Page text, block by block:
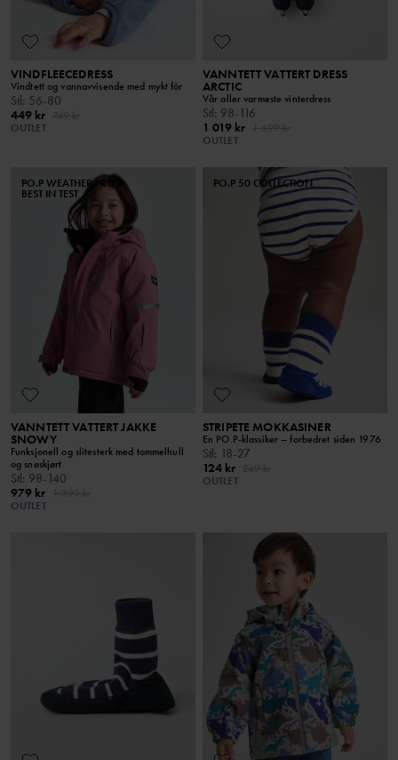
VINDFLEECEDRESS
Vindtett og vannavvisende med mykt fôr
Stl: 56-80
449 kr
OUTLET
VANNTETT VATTERT DRESS
ARCTIC
Vår aller varmeste vinterdress
Stl: 98-116
1 019 kr
OUTLET
PO.P WEATHER PRO®
BEST IN TEST
VANNTETT VATTERT JAKKE
SNOWY
Funksjonell og slitesterk med tommelhull
og snøskjørt
Stl : 98-140
979 kr
OUTLET
PO.P 50 COLLECTION
STRIPETE MOKKASINER
En PO.P-klassiker – forbedret siden 1976
Stl : 18-27
124 kr
OUTLET